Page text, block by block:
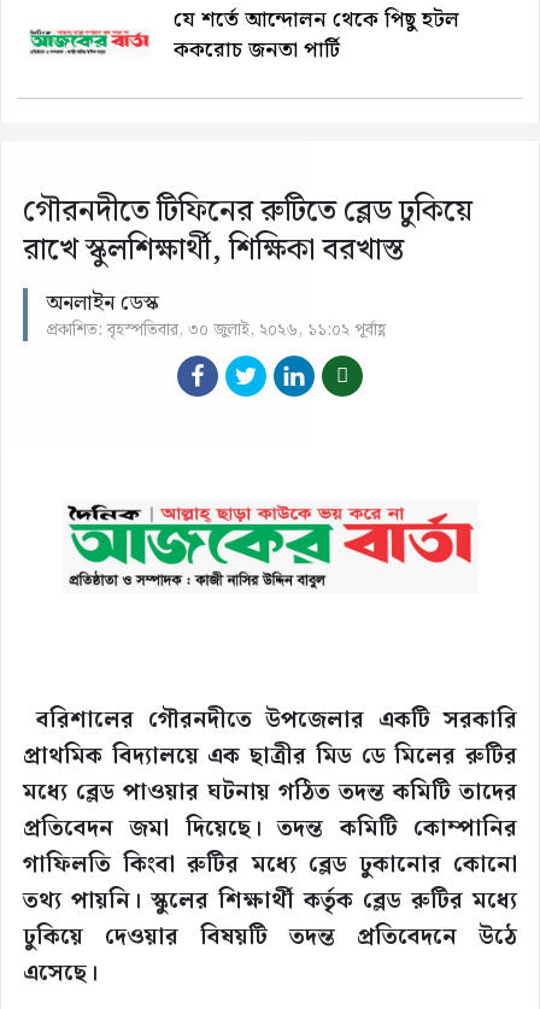
যে শর্তে আন্দোলন থেকে পিছু হটল
ককরোচ জনতা পার্টি
গৌরনদীতে টিফিনের রুটিতে ব্লেড ঢুকিয়ে
রাখে স্কুলশিক্ষার্থী, শিক্ষিকা বরখাস্ত
অনলাইন ডেস্ক
প্রকাশিত: বৃহস্পতিবার, ৩০ জুলাই, ২০২৬, ১১:০২ পূর্বাহ্ণ
বরিশালের গৌরনদীতে উপজেলার একটি সরকারি
প্রাথমিক বিদ্যালয়ে এক ছাত্রীর মিড ডে মিলের রুটির
মধ্যে ব্লেড পাওয়ার ঘটনায় গঠিত তদন্ত কমিটি তাদের
প্রতিবেদন জমা দিয়েছে। তদন্ত কমিটি কোম্পানির
গাফিলতি কিংবা রুটির মধ্যে ব্লেড ঢুকানোর কোনো
তথ্য পায়নি। স্কুলের শিক্ষার্থী কর্তৃক ব্লেড রুটির মধ্যে
ঢুকিয়ে দেওয়ার বিষয়টি তদন্ত প্রতিবেদনে উঠে
এসেছে।